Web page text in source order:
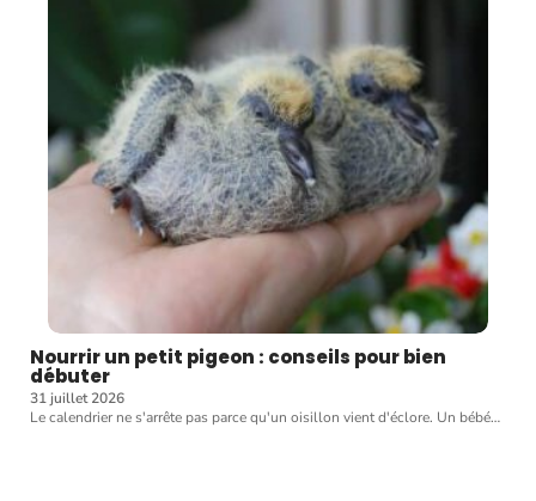
Nourrir un petit pigeon : conseils pour bien
débuter
31 juillet 2026
Le calendrier ne s'arrête pas parce qu'un oisillon vient d'éclore. Un bébé…